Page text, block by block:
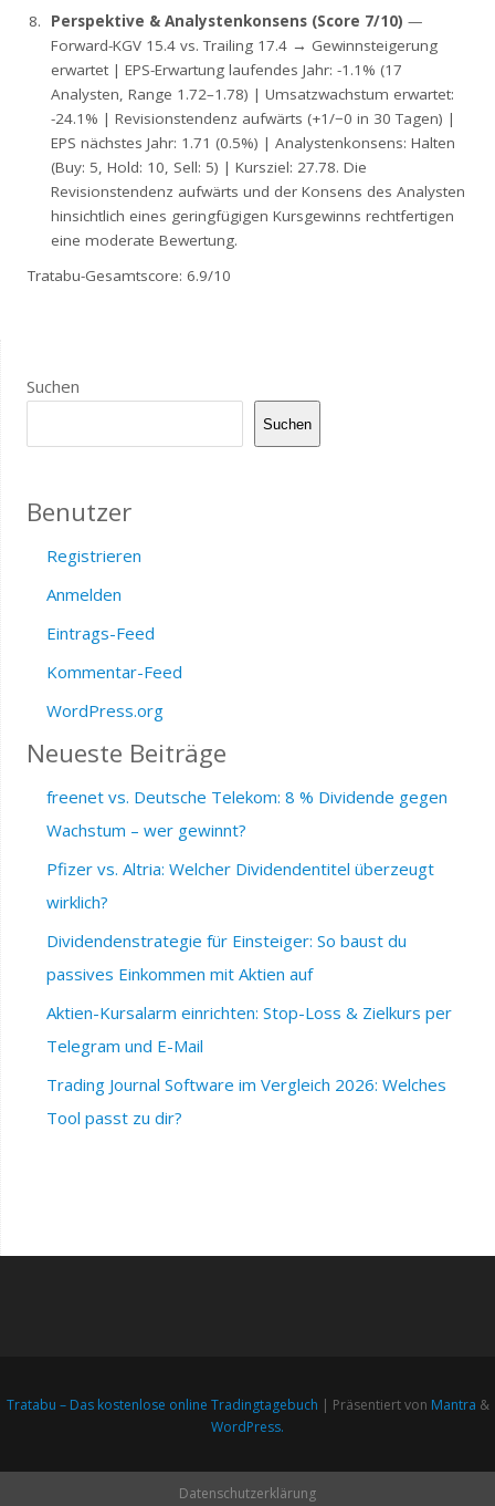
Perspektive & Analystenkonsens (Score 7/10) —
Forward-KGV 15.4 vs. Trailing 17.4 → Gewinnsteigerung
erwartet | EPS-Erwartung laufendes Jahr: -1.1% (17
Analysten, Range 1.72–1.78) | Umsatzwachstum erwartet:
-24.1% | Revisionstendenz aufwärts (+1/−0 in 30 Tagen) |
EPS nächstes Jahr: 1.71 (0.5%) | Analystenkonsens: Halten
(Buy: 5, Hold: 10, Sell: 5) | Kursziel: 27.78. Die
Revisionstendenz aufwärts und der Konsens des Analysten
hinsichtlich eines geringfügigen Kursgewinns rechtfertigen
eine moderate Bewertung.
Tratabu-Gesamtscore: 6.9/10
Suchen
Suchen
Benutzer
Registrieren
Anmelden
Eintrags-Feed
Kommentar-Feed
WordPress.org
Neueste Beiträge
freenet vs. Deutsche Telekom: 8 % Dividende gegen
Wachstum – wer gewinnt?
Pfizer vs. Altria: Welcher Dividendentitel überzeugt
wirklich?
Dividendenstrategie für Einsteiger: So baust du
passives Einkommen mit Aktien auf
Aktien-Kursalarm einrichten: Stop-Loss & Zielkurs per
Telegram und E-Mail
Trading Journal Software im Vergleich 2026: Welches
Tool passt zu dir?
Tratabu – Das kostenlose online Tradingtagebuch | Präsentiert von Mantra &
WordPress.
Datenschutzerklärung